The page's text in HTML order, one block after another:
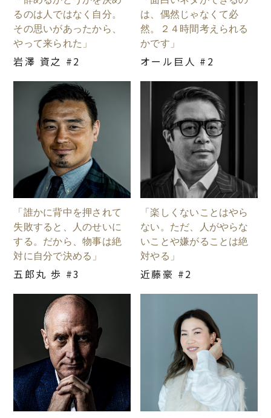
るのは人ではなく自分。
その思いがあったから、
やって来られた」
岩澤 資之 #2
は、偶然じゃなくて必
然。２４時間考えられる
かです」
オール巨人 #2
「誰かに背中を押されて
失敗すると、人のせいに
する。だから、物事は絶
対に自分で決める」
五郎丸 歩 #3
「楽しくないことはやら
ない。ただ、人がやらな
いことや嫌がることは絶
対やる」
近藤豪 #2